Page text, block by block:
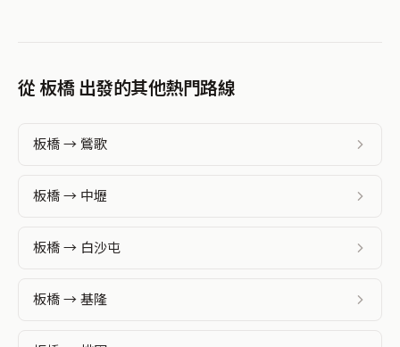
從 板橋 出發的其他熱門路線
板橋 → 鶯歌
板橋 → 中壢
板橋 → 白沙屯
板橋 → 基隆